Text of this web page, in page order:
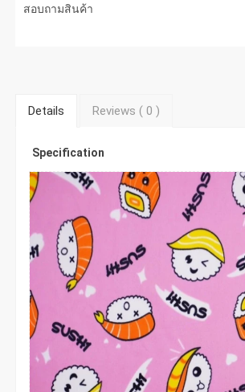
สอบถามสินค้า
Details Reviews ( 0)
Specification